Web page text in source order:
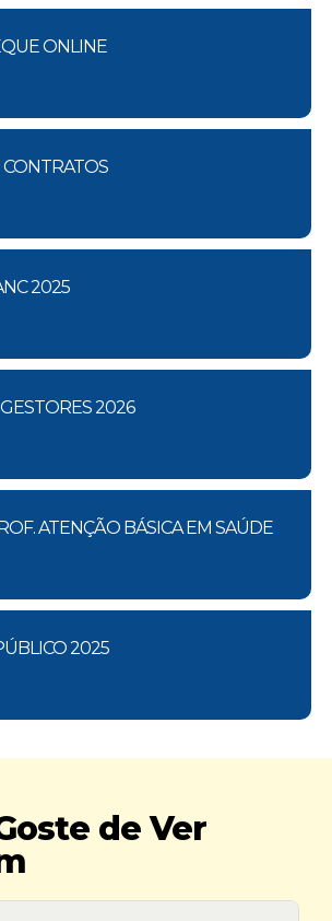
ONLINE
CONTRATOS
2025
2026
ATENÇÃO BÁSICA EM SAÚDE
2025
de Ver